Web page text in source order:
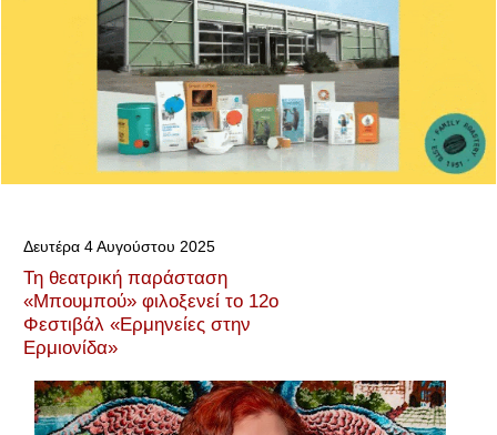
Δευτέρα 4 Αυγούστου 2025
Τη θεατρική παράσταση
«Μπουμπού» φιλοξενεί το 12ο
Φεστιβάλ «Ερμηνείες στην
Ερμιονίδα»